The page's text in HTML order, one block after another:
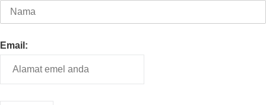
Email: